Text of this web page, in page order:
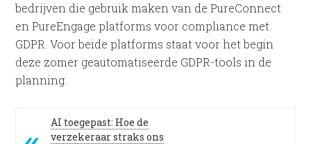
bedrijven die gebruik maken van de PureConnect
en PureEngage platforms voor compliance met
GDPR. Voor beide platforms staat voor het begin
deze zomer geautomatiseerde GDPR-tools in de
planning.
AI toegepast: Hoe de
verzekeraar straks ons